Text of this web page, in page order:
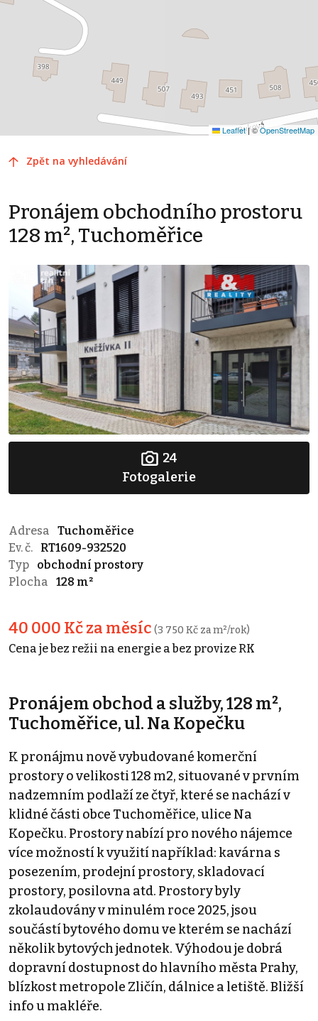
Leaflet|©OpenStreetMap
Zpět na vyhledávání
Pronájem obchodního prostoru
128 m², Tuchoměřice
24
Fotogalerie
Adresa
Tuchoměřice
Ev. č.
RT1609-932520
Typ
obchodní prostory
Plocha
128 m²
40 000 Kč za měsíc (3 750 Kč za m²/rok)
Cena je bez režii na energie a bez provize RK
Pronájem obchod a služby, 128 m²,
Tuchoměřice, ul. Na Kopečku
K pronájmu nově vybudované komerční
prostory o velikosti 128 m2, situované v prvním
nadzemním podlaží ze čtyř, které se nachází v
klidné části obce Tuchoměřice, ulice Na
Kopečku. Prostory nabízí pro nového nájemce
více možností k využití například: kavárna s
posezením, prodejní prostory, skladovací
prostory, posilovna atd. Prostory byly
zkolaudovány v minulém roce 2025, jsou
součástí bytového domu ve kterém se nachází
několik bytových jednotek. Výhodou je dobrá
dopravní dostupnost do hlavního města Prahy,
blízkost metropole Zličín, dálnice a letiště. Bližší
info u makléře.